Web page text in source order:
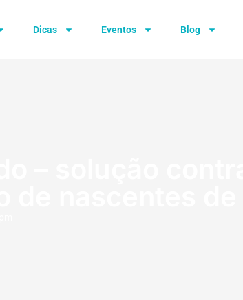
Dicas Eventos Blog